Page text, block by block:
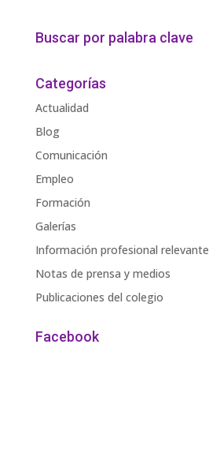
Buscar por palabra clave
Categorías
Actualidad
Blog
Comunicación
Empleo
Formación
Galerías
Información profesional relevante
Notas de prensa y medios
Publicaciones del colegio
Facebook